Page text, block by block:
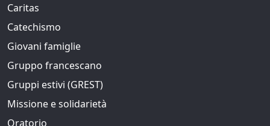
Caritas
Catechismo
Giovani famiglie
Gruppo francescano
Gruppi estivi (GREST)
Missione e solidarietà
Oratorio